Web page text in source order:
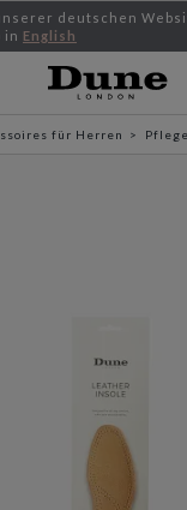
deutschen
in English
für Herren